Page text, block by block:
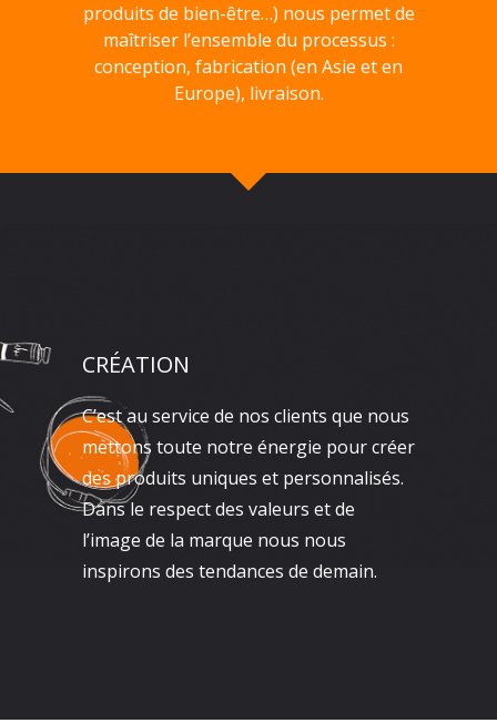
produits de bien-être…) nous permet de
maîtriser l’ensemble du processus :
conception, fabrication (en Asie et en
Europe), livraison.
CRÉATION
C’est au service de nos clients que nous
mettons toute notre énergie pour créer
des produits uniques et personnalisés.
Dans le respect des valeurs et de
l’image de la marque nous nous
inspirons des tendances de demain.